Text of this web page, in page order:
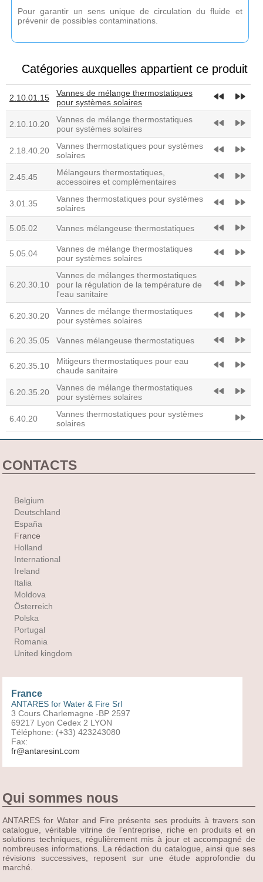
Pour garantir un sens unique de circulation du fluide et
prévenir de possibles contaminations.
Catégories auxquelles appartient ce produit
2.10.01.15
Vannes de mélange thermostatiques
pour systèmes solaires
fast_rewind fast_forward
2.10.10.20
Vannes de mélange thermostatiques
pour systèmes solaires
fast_rewind fast_forward
2.18.40.20
Vannes thermostatiques pour systèmes
solaires
fast_rewind fast_forward
2.45.45
Mélangeurs thermostatiques,
accessoires et complémentaires
fast_rewind fast_forward
3.01.35
Vannes thermostatiques pour systèmes
solaires
fast_rewind fast_forward
5.05.02 Vannes mélangeuse thermostatiques fast_rewind fast_forward
5.05.04
Vannes de mélange thermostatiques
pour systèmes solaires
fast_rewind fast_forward
6.20.30.10
Vannes de mélanges thermostatiques
pour la régulation de la température de
l'eau sanitaire
fast_rewind fast_forward
6.20.30.20
Vannes de mélange thermostatiques
pour systèmes solaires
fast_rewind fast_forward
6.20.35.05 Vannes mélangeuse thermostatiques fast_rewind fast_forward
6.20.35.10
Mitigeurs thermostatiques pour eau
chaude sanitaire
fast_rewind fast_forward
6.20.35.20
Vannes de mélange thermostatiques
pour systèmes solaires
fast_rewind fast_forward
6.40.20
Vannes thermostatiques pour systèmes
solaires
fast_forward
CONTACTS
Belgium
Deutschland
España
France
Holland
International
Ireland
Italia
Moldova
Österreich
Polska
Portugal
Romania
United kingdom
France
ANTARES for Water & Fire Srl
3 Cours Charlemagne -BP 2597
69217 Lyon Cedex 2 LYON
Téléphone: (+33) 423243080
Fax:
fr@antaresint.com
Qui sommes nous
ANTARES for Water and Fire présente ses produits à travers son
catalogue, véritable vitrine de l’entreprise, riche en produits et en
solutions techniques, régulièrement mis à jour et accompagné de
nombreuses informations. La rédaction du catalogue, ainsi que ses
révisions successives, reposent sur une étude approfondie du
marché.